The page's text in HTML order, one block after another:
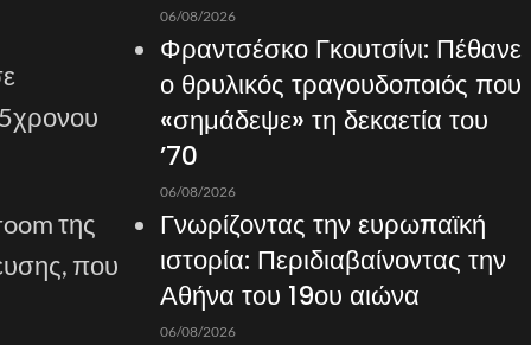
της
που
06/08/2026
Φραντσέσκο Γκουτσίνι: Πέθανε
ο θρυλικός τραγουδοποιός που
«σημάδεψε» τη δεκαετία του
’70
06/08/2026
Γνωρίζοντας την ευρωπαϊκή
ιστορία: Περιδιαβαίνοντας την
Αθήνα του 19ου αιώνα
06/08/2026